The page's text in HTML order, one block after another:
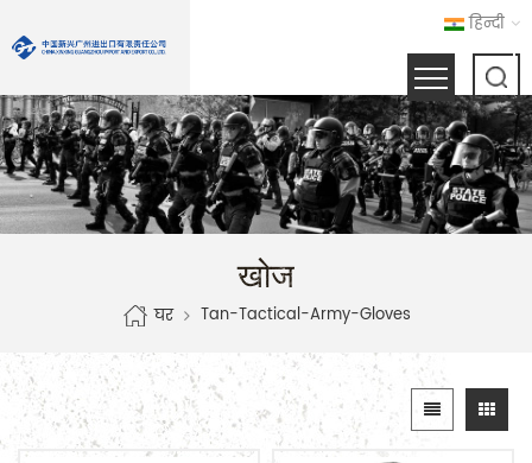
हिन्दी
खोज
घर Tan-Tactical-Army-Gloves